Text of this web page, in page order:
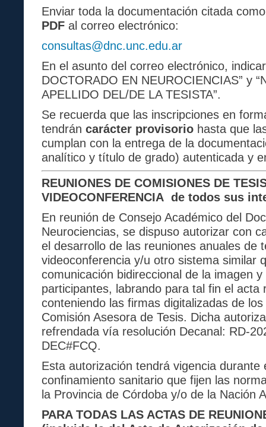
Enviar toda la documentación citada
PDF al correo electrónico:
consultas@dnc.unc.edu.ar
En el asunto del correo electrónico,
DOCTORADO EN NEUROCIENCIAS” y
APELLIDO DEL/DE LA TESISTA”.
Se recuerda que las inscripciones en
tendrán carácter provisorio hasta que
cumplan con la entrega de la
analítico y título de grado) autenticada y
REUNIONES DE COMISIONES DE
VIDEOCONFERENCIA de todos sus
En reunión de Consejo Académico del
Neurociencias, se dispuso autorizar con
el desarrollo de las reuniones anuales de
videoconferencia y/u otro sistema similar
comunicación bidireccional de la imagen
participantes, labrando para tal fin el acta
conteniendo las firmas digitalizadas de
Comisión Asesora de Tesis. Dicha
refrendada vía resolución Decanal: RD-
DEC#FCQ.
Esta autorización tendrá vigencia durante
confinamiento sanitario que fijen las
la Provincia de Córdoba y/o de la Nación
PARA TODAS LAS ACTAS DE